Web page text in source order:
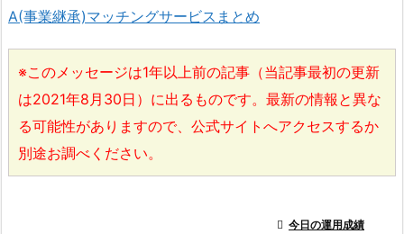
A(事業継承)マッチングサービスまとめ
※このメッセージは1年以上前の記事（当記事最初の更新
は2021年8月30日）に出るものです。最新の情報と異な
る可能性がありますので、公式サイトへアクセスするか
別途お調べください。
 今日の運用成績